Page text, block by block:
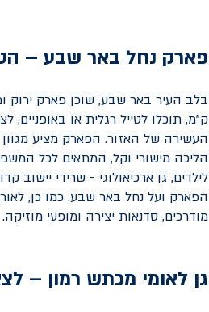
פארק נחל באר שבע –
ק"מ, תוכלו לטייל רגלית או באופניים,
העשירה של האזור. הפארק מציע
הליכה מישורי וקל, המתאים לכל
הפארק ועל נחל באר שבע. כמו כן,
מודרכים, סדנאות יצירה ומופעי מוזיקה.
גן לאומי מכתש רמון –